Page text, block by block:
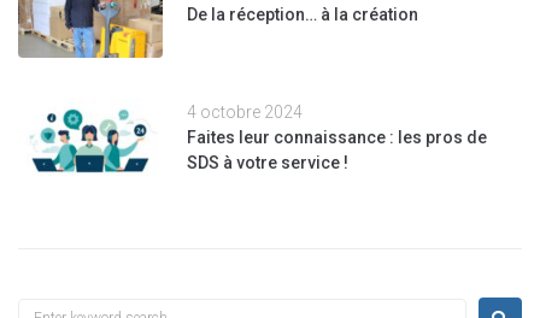
De la réception… à la création
4 octobre 2024
Faites leur connaissance : les pros de
SDS à votre service !